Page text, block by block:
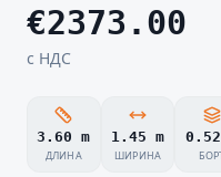
€2373.00
с НДС
3.60 m
ДЛИНА
1.45 m
ШИРИНА